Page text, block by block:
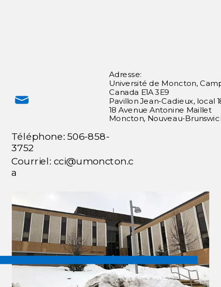
Courriel: cci@umoncton.c
a
Téléphone: 506-858-
3752
Adresse:
Université de Moncton,
Canada E1A 3E9
Pavillon Jean-Cadieux, local
18Avenue Antonine Maillet
Moncton, Nouveau-